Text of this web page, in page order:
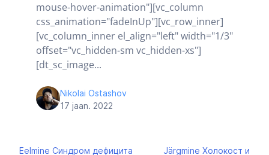
mouse-hover-animation"][vc_column
css_animation="fadeInUp"][vc_row_inner]
[vc_column_inner el_align="left" width="1/3"
offset="vc_hidden-sm vc_hidden-xs"]
[dt_sc_image...
Nikolai Ostashov
17 jaan. 2022
Eelmine Синдром дефицита
Järgmine Холокост и